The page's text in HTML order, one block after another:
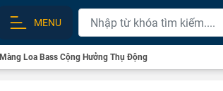
MENU
Màng Loa Bass Cộng Hưởng Thụ Động